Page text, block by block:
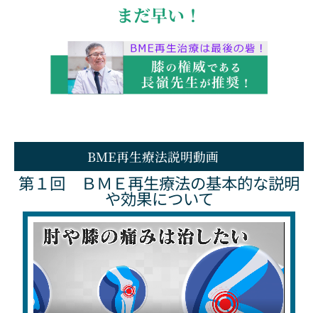
まだ早い！
BME再生療法説明動画
第１回 ＢＭＥ再生療法の基本的な説明
や効果について